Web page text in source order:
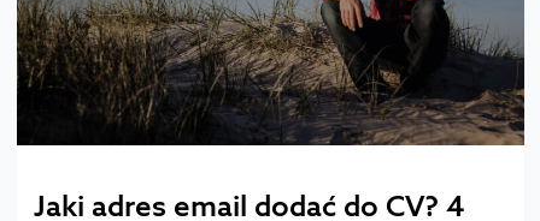
Jaki adres email dodać do CV? 4